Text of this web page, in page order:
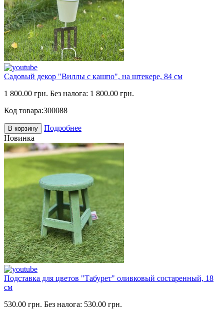
Садовый декор "Виллы с кашпо", на штекере, 84 см
1 800.00 грн. Без налога: 1 800.00 грн.
Код товара:300088
В корзину
Подробнее
Новинка
Подставка для цветов "Табурет" оливковый состаренный, 18
см
530.00 грн. Без налога: 530.00 грн.